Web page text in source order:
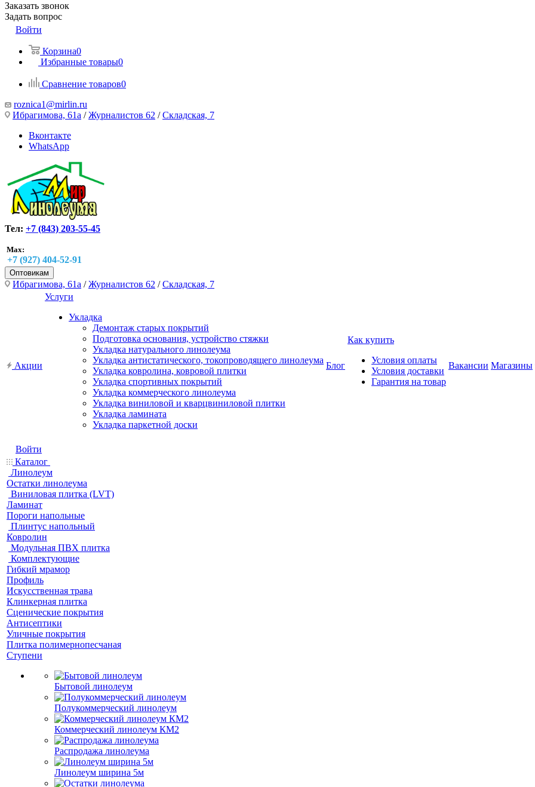
Заказать звонок
Задать вопрос
Войти
Корзина0
Избранные товары0
Сравнение товаров0
roznica1@mirlin.ru
Ибрагимова, 61а /Журналистов 62 /Складская, 7
Вконтакте
WhatsApp
Тел: +7 (843) 203-55-45
Max:
+7 (927) 404-52-91
Оптовикам
Ибрагимова, 61а /Журналистов 62 /Складская, 7
Акции
Услуги
Укладка
Демонтаж старых покрытий
Подготовка основания, устройство стяжки
Укладка натурального линолеума
Укладка антистатического, токопроводящего линолеума
Укладка ковролина, ковровой плитки
Укладка спортивных покрытий
Укладка коммерческого линолеума
Укладка виниловой и кварцвиниловой плитки
Укладка ламината
Укладка паркетной доски
Блог
Как купить
Условия оплаты
Условия доставки
Гарантия на товар
Вакансии Магазины
Войти
Каталог
Линолеум
Остатки линолеума
Виниловая плитка (LVT)
Ламинат
Пороги напольные
Плинтус напольный
Ковролин
Модульная ПВХ плитка
Комплектующие
Гибкий мрамор
Профиль
Искусственная трава
Клинкерная плитка
Сценические покрытия
Антисептики
Уличные покрытия
Плитка полимернопесчаная
Ступени
Бытовой линолеум
Полукоммерческий линолеум
Коммерческий линолеум КМ2
Распродажа линолеума
Линолеум ширина 5м